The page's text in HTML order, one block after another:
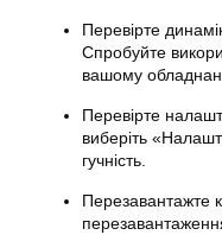
Перевірте
Спробуйте
вашому
Перевірте
виберіть
гучність.
Перезавантажте